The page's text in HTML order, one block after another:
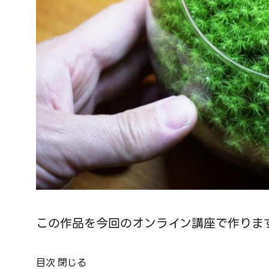
この作品を今回のオンライン講座で作りま
目次 閉じる